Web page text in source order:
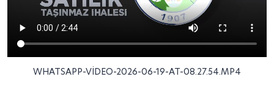
WHATSAPP-VIDEO-2026-06-19-AT-08.27.54.MP4